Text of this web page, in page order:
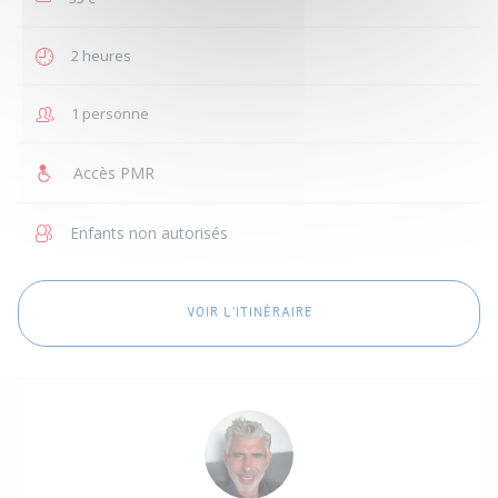
2 heures
1 personne
Accès PMR
Enfants non autorisés
VOIR L'ITINÉRAIRE